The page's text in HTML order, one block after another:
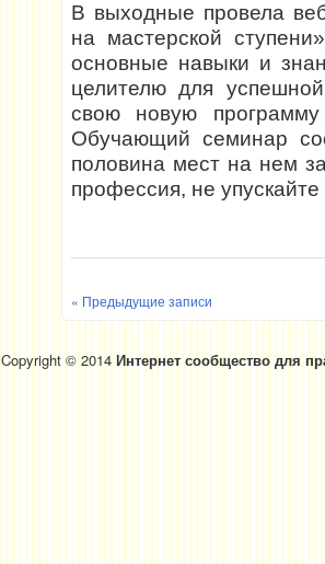
В выходные провела
на мастерской
основные навыки и
целителю для
свою новую программу
Обучающий семинар
половина мест на нем
профессия, не
« Предыдущие записи
Copyright © 2014 Интернет сообщество для